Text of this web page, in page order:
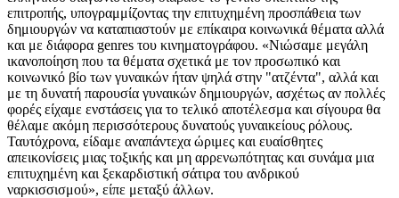
επιτροπής, υπογραμμίζοντας την επιτυχημένη προσπάθεια των
δημιουργών να καταπιαστούν με επίκαιρα κοινωνικά θέματα αλλά
και με διάφορα genres του κινηματογράφου. «Νιώσαμε μεγάλη
ικανοποίηση που τα θέματα σχετικά με τον προσωπικό και
κοινωνικό βίο των γυναικών ήταν ψηλά στην "ατζέντα", αλλά και
με τη δυνατή παρουσία γυναικών δημιουργών, ασχέτως αν πολλές
φορές είχαμε ενστάσεις για το τελικό αποτέλεσμα και σίγουρα θα
θέλαμε ακόμη περισσότερους δυνατούς γυναικείους ρόλους.
Ταυτόχρονα, είδαμε αναπάντεχα ώριμες και ευαίσθητες
απεικονίσεις μιας τοξικής και μη αρρενωπότητας και συνάμα μια
επιτυχημένη και ξεκαρδιστική σάτιρα του ανδρικού
ναρκισσισμού», είπε μεταξύ άλλων.